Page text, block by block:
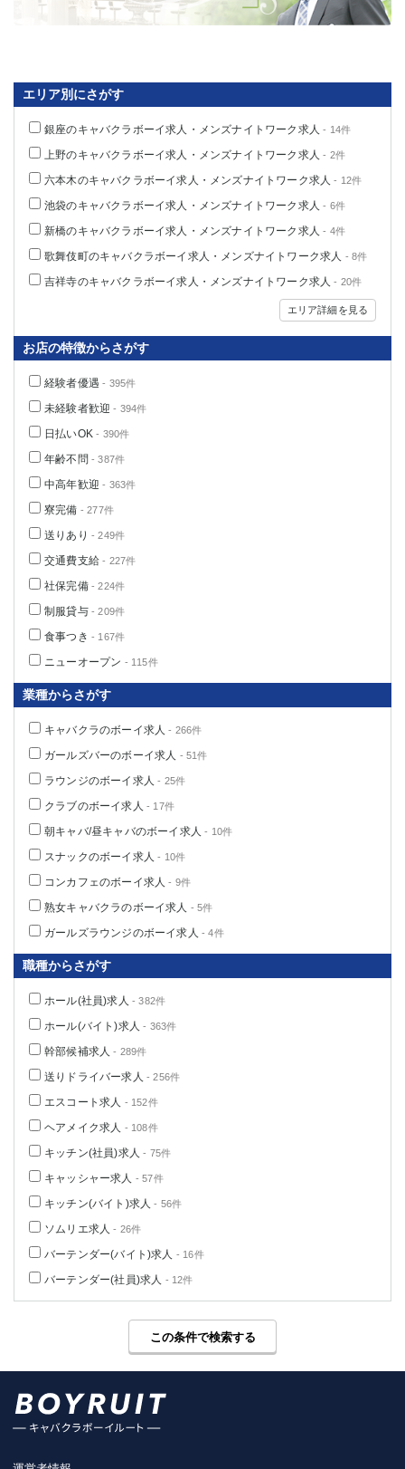
エリア別にさがす
銀座のキャバクラボーイ求人・メンズナイトワーク求人 - 14件
上野のキャバクラボーイ求人・メンズナイトワーク求人 - 2件
六本木のキャバクラボーイ求人・メンズナイトワーク求人 - 12件
池袋のキャバクラボーイ求人・メンズナイトワーク求人 - 6件
新橋のキャバクラボーイ求人・メンズナイトワーク求人 - 4件
歌舞伎町のキャバクラボーイ求人・メンズナイトワーク求人 - 8件
吉祥寺のキャバクラボーイ求人・メンズナイトワーク求人 - 20件
エリア詳細を見る
お店の特徴からさがす
経験者優遇 - 395件
未経験者歓迎 - 394件
日払いOK - 390件
年齢不問 - 387件
中高年歓迎 - 363件
寮完備 - 277件
送りあり - 249件
交通費支給 - 227件
社保完備- 224件
制服貸与- 209件
食事つき - 167件
ニューオープン - 115件
業種からさがす
キャバクラのボーイ求人 - 266件
ガールズバーのボーイ求人 - 51件
ラウンジのボーイ求人 - 25件
クラブのボーイ求人 - 17件
朝キャバ/昼キャバのボーイ求人 - 10件
スナックのボーイ求人 - 10件
コンカフェのボーイ求人 - 9件
熟女キャバクラのボーイ求人 - 5件
ガールズラウンジのボーイ求人 - 4件
職種からさがす
ホール(社員)求人 - 382件
ホール(バイト)求人 - 363件
幹部候補求人 - 289件
送りドライバー求人 - 256件
エスコート求人 - 152件
ヘアメイク求人 - 108件
キッチン(社員)求人 - 75件
キャッシャー求人 - 57件
キッチン(バイト)求人 - 56件
ソムリエ求人 - 26件
バーテンダー(バイト)求人 - 16件
バーテンダー(社員)求人 - 12件
この条件で検索する
埼玉県
草加
蕨
千葉県
船橋
津田沼
成田
千葉
柏（東口）
茂原
八千代台
栃木県
茨城県
群馬県
0